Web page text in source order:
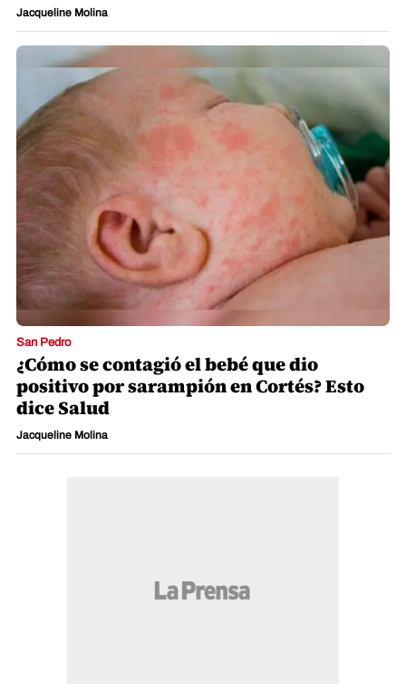
Jacqueline Molina
San Pedro
¿Cómo se contagió el bebé que dio
positivo por sarampión en Cortés? Esto
dice Salud
Jacqueline Molina